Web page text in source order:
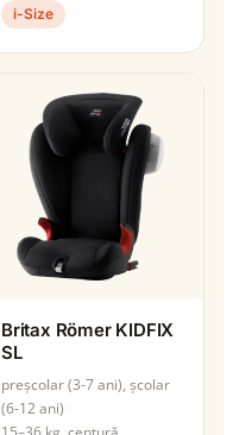
i-Size
Britax Römer KIDFIX
SL
preșcolar (3-7 ani), școlar
(6-12 ani)